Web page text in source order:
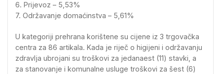
6. Prijevoz – 5,53%
7. Održavanje domaćinstva – 5,61%
U kategoriji prehrana korištene su cijene iz 3 trgovačka
centra za 86 artikala. Kada je riječ o higijeni i održavanju
zdravlja ubrojani su troškovi za jedanaest (11) stavki, a
za stanovanje i komunalne usluge troškovi za šest (6)